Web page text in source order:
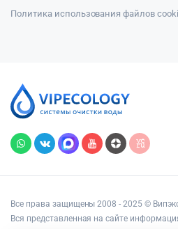
Политика использования файлов
Все права защищены 2008 - 2025 ©
Вся представленная на сайте